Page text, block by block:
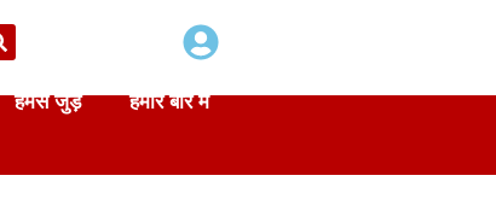
हमसे जुड़े हमारे बारे में